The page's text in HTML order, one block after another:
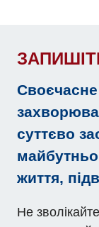
суттєво
життя,
Не